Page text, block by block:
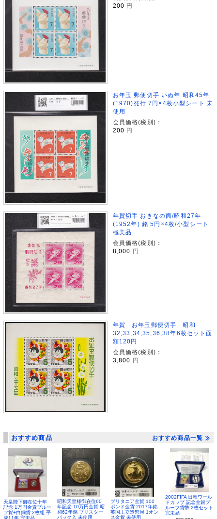
200 円
お年玉 郵便切手 いぬ年 昭和45年
(1970)発行 7円×4枚小型シート 未
使用
会員価格(税別)：
200 円
年賀切手 おきなの面/昭和27年
(1952年) 銘 5円×4枚/小型シート
極美品
会員価格(税別)：
8,000 円
年賀 お年玉郵便切手 昭和
32,33,34,35,36,38年6枚セット面
額120円
会員価格(税別)：
3,800 円
おすすめ商品 おすすめ商品一覧
天皇陛下御在位十年
記念 1万円金貨プルー
フ貨+白銅貨 2枚組 平
成11年 完未品
昭和天皇様御在位60
年記念 10万円金貨 昭
和62年銘 ブリスター
パック入 未使用
ブリタニア金貨 100
ポンド金貨 2017年銘
英国王立造幣局 1オン
ス金貨 未使用
2002FIFA 日韓ワール
ドカップ 記念金銀プ
ルーフ貨幣 2枚セット
完未品